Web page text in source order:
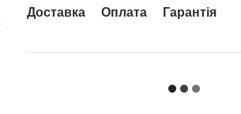
Доставка Оплата Гарантія